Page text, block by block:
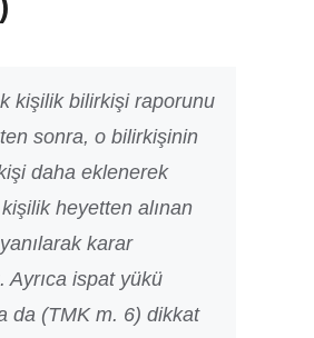
kişilik bilirkişi raporunu
sonra, o bilirkişinin
daha eklenerek
heyetten alınan
karar
Ayrıca ispat yükü
da (TMK m. 6) dikkat